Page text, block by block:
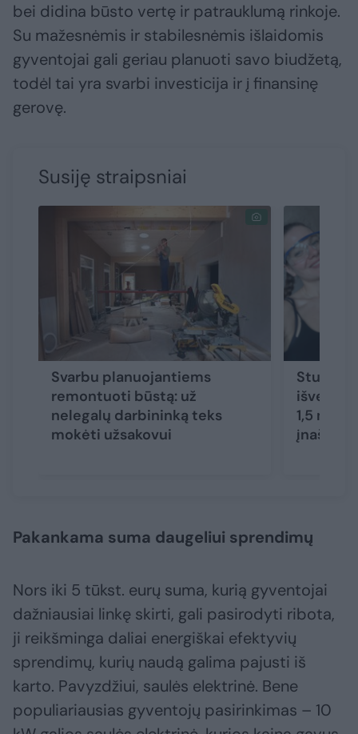
bei didina būsto vertę ir patrauklumą rinkoje.
Su mažesnėmis ir stabilesnėmis išlaidomis
gyventojai gali geriau planuoti savo biudžetą,
todėl tai yra svarbi investicija ir į finansinę
gerovę.
Susiję straipsniai
Svarbu planuojantiems
remontuoti būstą: už
nelegalų darbininką teks
mokėti užsakovui
išvertė
1,5
įnašui ir
Pakankama suma daugeliui sprendimų
Nors iki 5 tūkst. eurų suma, kurią gyventojai
dažniausiai linkę skirti, gali pasirodyti ribota,
ji reikšminga daliai energiškai efektyvių
sprendimų, kurių naudą galima pajusti iš
karto. Pavyzdžiui, saulės elektrinė. Bene
populiariausias gyventojų pasirinkimas – 10